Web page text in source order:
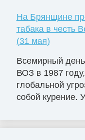
На Брянщине
табака в честь
(31 мая)
Всемирный
ВОЗ в 1987
глобальной
собой курение.